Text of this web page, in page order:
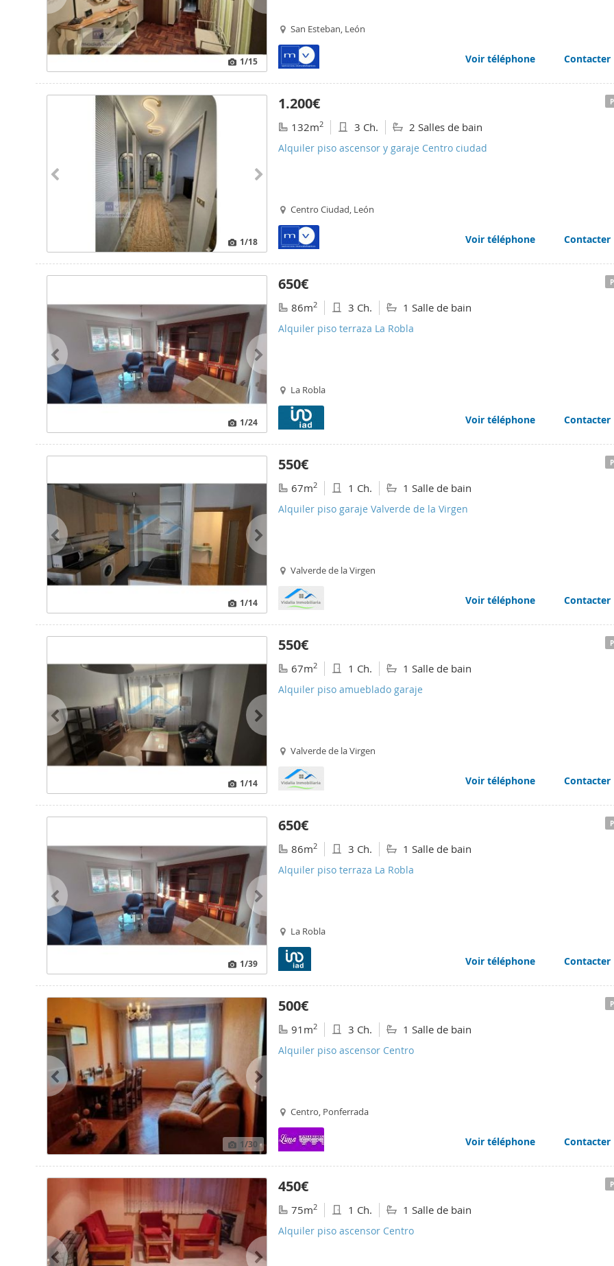
1/15
San Esteban, León
Voir téléphone Contacter
1/18
1.200€
132m2 3 Ch. 2 Salles de bain
Alquiler piso ascensor y garaje Centro ciudad
Centro Ciudad, León
Voir téléphone Contacter
1/24
650€
86m2 3 Ch. 1 Salle de bain
Alquiler piso terraza La Robla
La Robla
Voir téléphone Contacter
1/14
550€
67m2 1 Ch. 1 Salle de bain
Alquiler piso garaje Valverde de la Virgen
Valverde de la Virgen
Voir téléphone Contacter
1/14
550€
67m2 1 Ch. 1 Salle de bain
Alquiler piso amueblado garaje
Valverde de la Virgen
Voir téléphone Contacter
1/39
650€
86m2 3 Ch. 1 Salle de bain
Alquiler piso terraza La Robla
La Robla
Voir téléphone Contacter
1/30
500€
91m2 3 Ch. 1 Salle de bain
Alquiler piso ascensor Centro
Centro, Ponferrada
Voir téléphone Contacter
450€
75m2 1 Ch. 1 Salle de bain
Alquiler piso ascensor Centro